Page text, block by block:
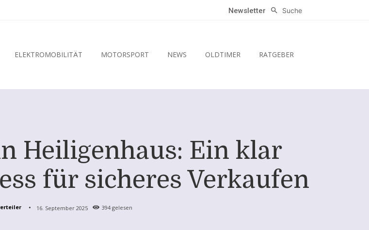
Newsletter Suche
ELEKTROMOBILITÄT MOTORSPORT NEWS OLDTIMER RATGEBER
Heiligenhaus: Ein klar
für sicheres Verkaufen
16. September 2025 394gelesen